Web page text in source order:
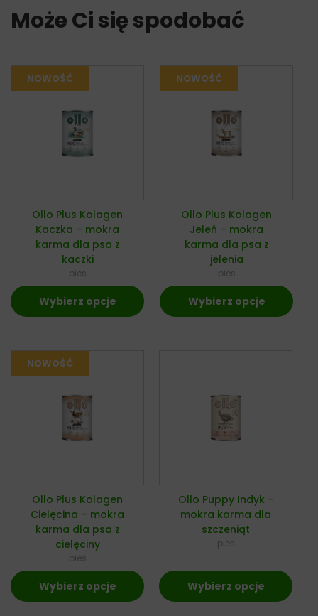
Może Ci się spodobać
Ollo Plus Kolagen
Kaczka – mokra
karma dla psa z
kaczki
pies
Wybierz opcje
Ollo Plus Kolagen
Jeleń – mokra
karma dla psa z
jelenia
pies
Wybierz opcje
Ollo Plus Kolagen
Cielęcina – mokra
karma dla psa z
cielęciny
pies
Wybierz opcje
Ollo Puppy Indyk –
mokra karma dla
szczeniąt
pies
Wybierz opcje